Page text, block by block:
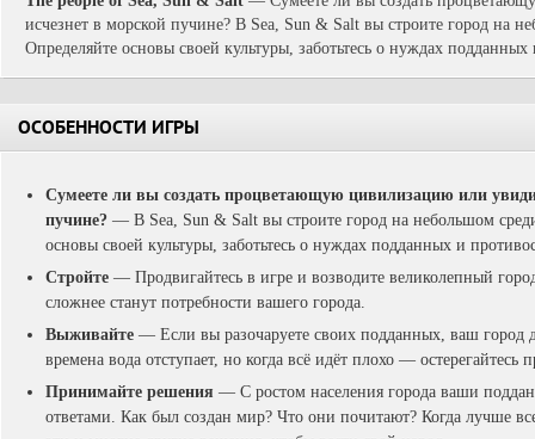
исчезнет в морской пучине? В Sea, Sun & Salt вы строите город на
Определяйте основы своей культуры, заботьтесь о нуждах
ОСОБЕННОСТИ ИГРЫ
Сумеете ли вы создать процветающую цивилизацию или
пучине? — В Sea, Sun & Salt вы строите город на небольшом
основы своей культуры, заботьтесь о нуждах подданных и
Стройте — Продвигайтесь в игре и возводите великолепный
сложнее станут потребности вашего города.
Выживайте — Если вы разочаруете своих подданных, ваш город
времена вода отступает, но когда всё идёт плохо — остерегайтесь
Принимайте решения — С ростом населения города ваши
ответами. Как был создан мир? Что они почитают? Когда лучше